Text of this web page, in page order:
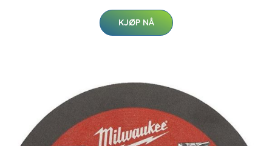
KJØP NÅ